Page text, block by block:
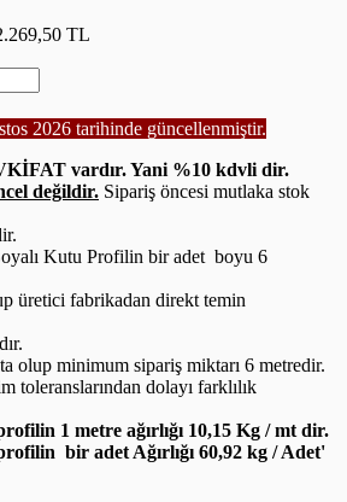
TL
2026 tarihinde güncellenmiştir.
vardır. Yani %10 kdvli dir.
değildir. Sipariş öncesi mutlaka stok
Kutu Profilin bir adet boyu 6
üretici fabrikadan direkt temin
olup minimum sipariş miktarı 6 metredir.
toleranslarından dolayı farklılık
1 metre ağırlığı 10,15 Kg / mt dir.
bir adet Ağırlığı 60,92 kg / Adet'